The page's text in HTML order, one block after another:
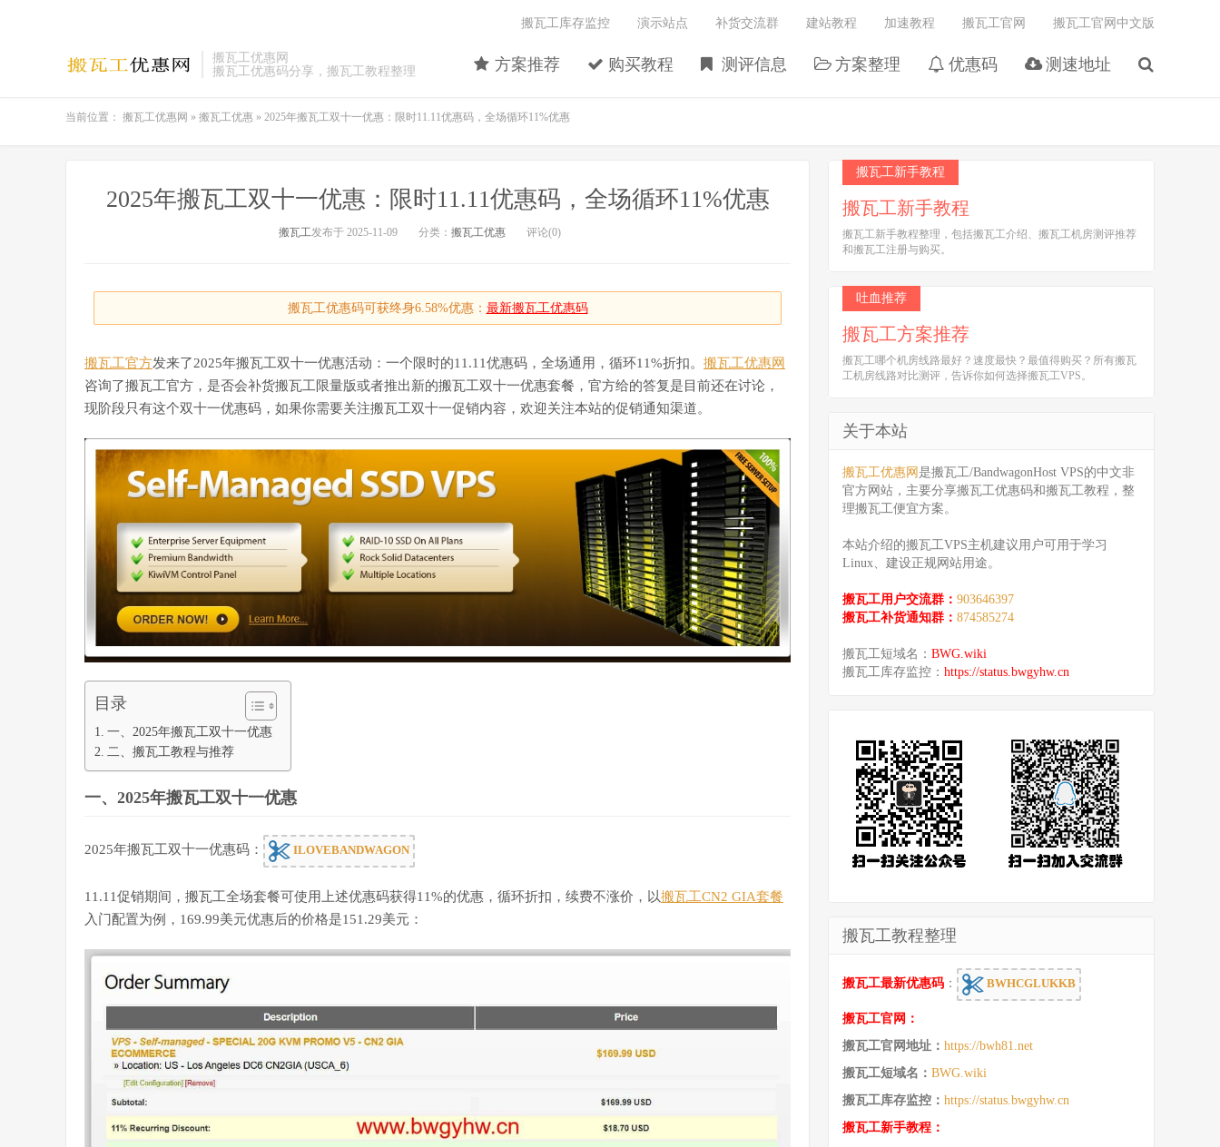
搬瓦工优惠网
搬瓦工优惠码分享，搬瓦工教程整理
方案推荐 购买教程 测评信息 方案整理 优惠码 测速地址
搬瓦工库存监控 演示站点 补货交流群 建站教程 加速教程 搬瓦工官网 搬瓦工官网中文版
当前位置： 搬瓦工优惠网 » 搬瓦工优惠 » 2025年搬瓦工双十一优惠：限时11.11优惠码，全场循环11%优惠
2025年搬瓦工双十一优惠：限时11.11优惠码，全场循环11%优惠
搬瓦工发布于 2025-11-09 分类： 搬瓦工优惠 评论(0)
搬瓦工优惠码可获终身6.58%优惠： 最新搬瓦工优惠码
搬瓦工官方发来了2025年搬瓦工双十一优惠活动：一个限时的11.11优惠码，全场通用，循环11%折扣。 搬瓦工优惠网
咨询了搬瓦工官方，是否会补货搬瓦工限量版或者推出新的搬瓦工双十一优惠套餐，官方给的答复是目前还在讨论，
现阶段只有这个双十一优惠码，如果你需要关注搬瓦工双十一促销内容，欢迎关注本站的促销通知渠道。
目录
一、2025年搬瓦工双十一优惠
二、搬瓦工教程与推荐
一、2025年搬瓦工双十一优惠
2025年搬瓦工双十一优惠码： ILOVEBANDWAGON
11.11促销期间，搬瓦工全场套餐可使用上述优惠码获得11%的优惠，循环折扣，续费不涨价，以搬瓦工CN2 GIA套餐
入门配置为例，169.99美元优惠后的价格是151.29美元：
搬瓦工新手教程
搬瓦工新手教程
搬瓦工新手教程整理，包括搬瓦工介绍、搬瓦工机房测评推荐
和搬瓦工注册与购买。
吐血推荐
搬瓦工方案推荐
搬瓦工哪个机房线路最好？速度最快？最值得购买？所有搬瓦
工机房线路对比测评，告诉你如何选择搬瓦工VPS。
关于本站
搬瓦工优惠网 是搬瓦工/BandwagonHost VPS的中文非
官方网站，主要分享搬瓦工优惠码和搬瓦工教程，整
理搬瓦工便宜方案。
本站介绍的搬瓦工VPS主机建议用户可用于学习
Linux、建设正规网站用途。
搬瓦工用户交流群： 903646397
搬瓦工补货通知群： 874585274
搬瓦工短域名： BWG.wiki
搬瓦工库存监控： https://status.bwgyhw.cn
搬瓦工教程整理
搬瓦工最新优惠码 ： BWHCGLUKKB
搬瓦工官网：
搬瓦工官网地址： https://bwh81.net
搬瓦工短域名： BWG.wiki
搬瓦工库存监控： https://status.bwgyhw.cn
搬瓦工新手教程：